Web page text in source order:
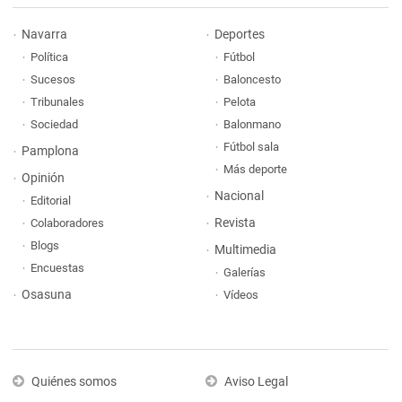
Navarra
Política
Sucesos
Tribunales
Sociedad
Pamplona
Opinión
Editorial
Colaboradores
Blogs
Encuestas
Osasuna
Deportes
Fútbol
Baloncesto
Pelota
Balonmano
Fútbol sala
Más deporte
Nacional
Revista
Multimedia
Galerías
Vídeos
Quiénes somos Aviso Legal